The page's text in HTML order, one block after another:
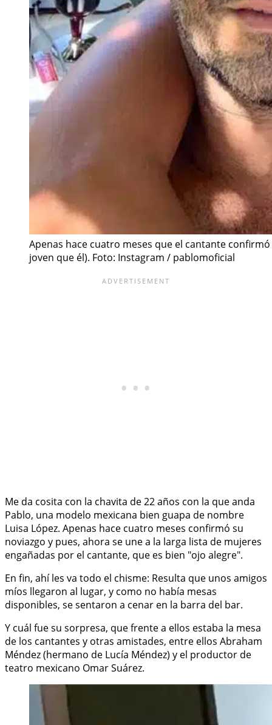
Apenas hace cuatro meses que el cantante
joven que él). Foto: Instagram / pablomoficial
Me da cosita con la chavita de 22 años con la que anda
Pablo, una modelo mexicana bien guapa de nombre
Luisa López. Apenas hace cuatro meses confirmó su
noviazgo y pues, ahora se une a la larga lista de mujeres
engañadas por el cantante, que es bien "ojo alegre".
En fin, ahí les va todo el chisme: Resulta que unos amigos
míos llegaron al lugar, y como no había mesas
disponibles, se sentaron a cenar en la barra del bar.
Y cuál fue su sorpresa, que frente a ellos estaba la mesa
de los cantantes y otras amistades, entre ellos Abraham
Méndez (hermano de Lucía Méndez) y el productor de
teatro mexicano Omar Suárez.